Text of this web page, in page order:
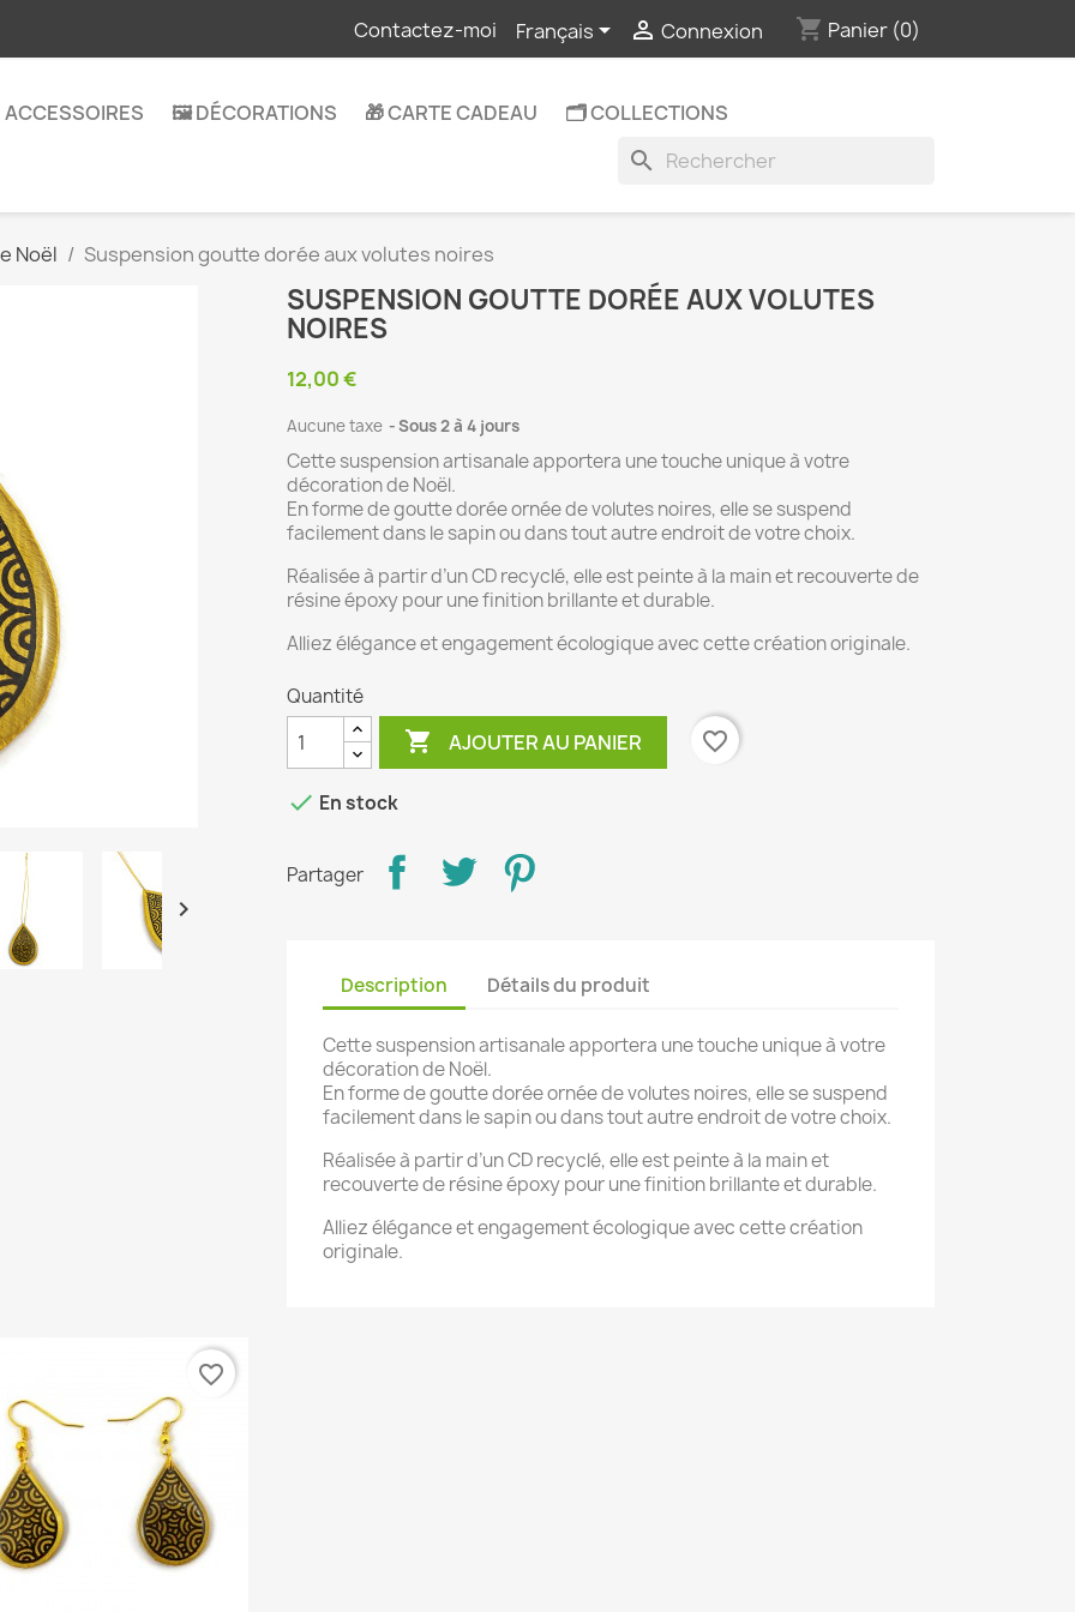
Contactez-moi Français  Connexion shopping_cart Panier (0)
ACCESSOIRES 🖼️ DÉCORATIONS 🎁 CARTE CADEAU 🗂️ COLLECTIONS
search
Noël Suspension goutte dorée aux volutes noires

SUSPENSION GOUTTE DORÉE AUX VOLUTES
NOIRES
12,00 €
Aucune taxe Sous 2 à 4 jours
Cette suspension artisanale apportera une touche unique à votre
décoration de Noël.
En forme de goutte dorée ornée de volutes noires, elle se suspend
facilement dans le sapin ou dans tout autre endroit de votre choix.
Réalisée à partir d’un CD recyclé, elle est peinte à la main et recouverte de
résine époxy pour une finition brillante et durable.
Alliez élégance et engagement écologique avec cette création originale.
Quantité
 AJOUTER AU PANIER favorite_border
 En stock
Partager
Description Détails du produit
Cette suspension artisanale apportera une touche unique à votre
décoration de Noël.
En forme de goutte dorée ornée de volutes noires, elle se suspend
facilement dans le sapin ou dans tout autre endroit de votre choix.
Réalisée à partir d’un CD recyclé, elle est peinte à la main et
recouverte de résine époxy pour une finition brillante et durable.
Alliez élégance et engagement écologique avec cette création
originale.
favorite_border